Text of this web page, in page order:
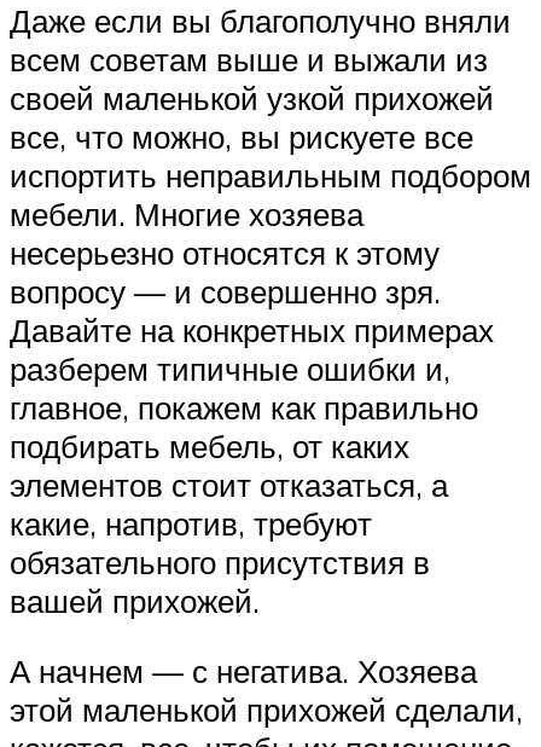
Даже если вы благополучно вняли
всем советам выше и выжали из
своей маленькой узкой прихожей
все, что можно, вы рискуете все
испортить неправильным подбором
мебели. Многие хозяева
несерьезно относятся к этому
вопросу — и совершенно зря.
Давайте на конкретных примерах
разберем типичные ошибки и,
главное, покажем как правильно
подбирать мебель, от каких
элементов стоит отказаться, а
какие, напротив, требуют
обязательного присутствия в
вашей прихожей.
А начнем — с негатива. Хозяева
этой маленькой прихожей сделали,